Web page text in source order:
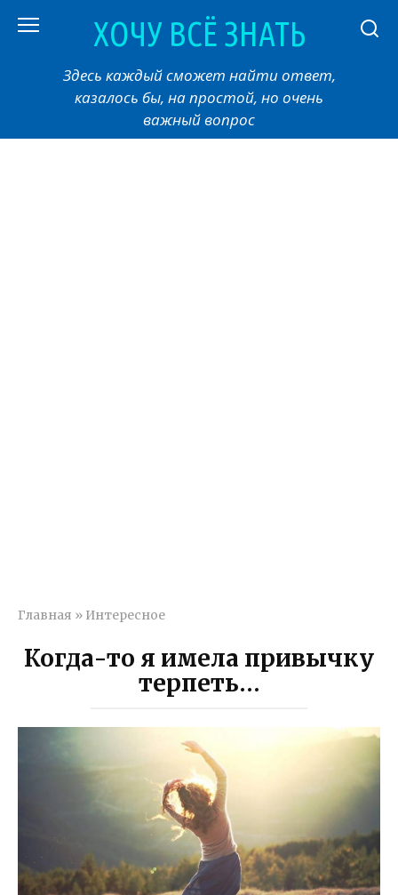
ХОЧУ ВСЁ ЗНАТЬ
Здесь каждый сможет найти ответ,
казалось бы, на простой, но очень
важный вопрос
Главная » Интересное
Когда-то я имела привычку
терпеть…